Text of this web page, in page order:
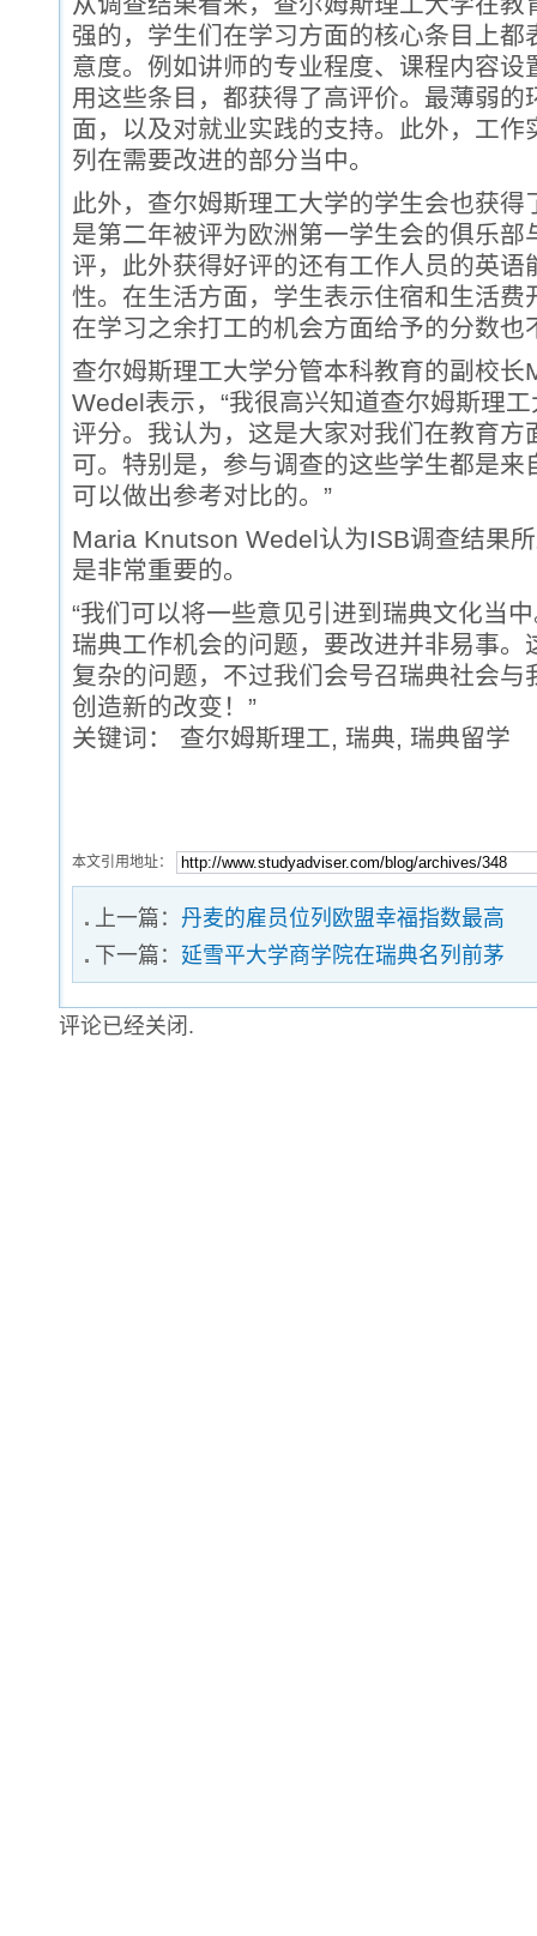
强的，学生们在学习方面的核心条目上都
意度。例如讲师的专业程度、课程内容设
用这些条目，都获得了高评价。最薄弱的
面，以及对就业实践的支持。此外，工作
列在需要改进的部分当中。
此外，查尔姆斯理工大学的学生会也获得
是第二年被评为欧洲第一学生会的俱乐部
评，此外获得好评的还有工作人员的英语
性。在生活方面，学生表示住宿和生活费
在学习之余打工的机会方面给予的分数也
查尔姆斯理工大学分管本科教育的副校长
Wedel表示，“我很高兴知道查尔姆斯理
评分。我认为，这是大家对我们在教育方
可。特别是，参与调查的这些学生都是来
可以做出参考对比的。”
Maria Knutson Wedel认为ISB调查结果
是非常重要的。
“我们可以将一些意见引进到瑞典文化当
瑞典工作机会的问题，要改进并非易事。
复杂的问题，不过我们会号召瑞典社会与
创造新的改变！”
关键词： 查尔姆斯理工, 瑞典, 瑞典留学
本文引用地址：
上一篇： 丹麦的雇员位列欧盟幸福指数最高
下一篇： 延雪平大学商学院在瑞典名列前茅
评论已经关闭.